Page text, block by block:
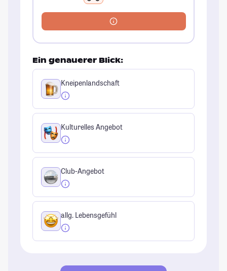
Ein genauerer Blick:
Kneipenlandschaft
Kulturelles Angebot
Club-Angebot
allg. Lebensgefühl